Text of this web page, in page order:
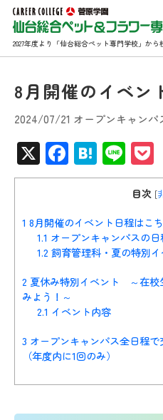
2027年度より「仙台総合ペット専門学校」から
8月開催のイベン
2024/07/21 オープンキャンパ
X Facebook
Hatena
Line
目次 [
1 8月開催のイベント日程はこ
1.1 オープンキャンパスの日
1.2 飼育管理科・夏の特別
2 夏休み特別イベント ～在校
みよう！～
2.1 イベント内容
3 オープンキャンパス全日程
（年度内に1回のみ）